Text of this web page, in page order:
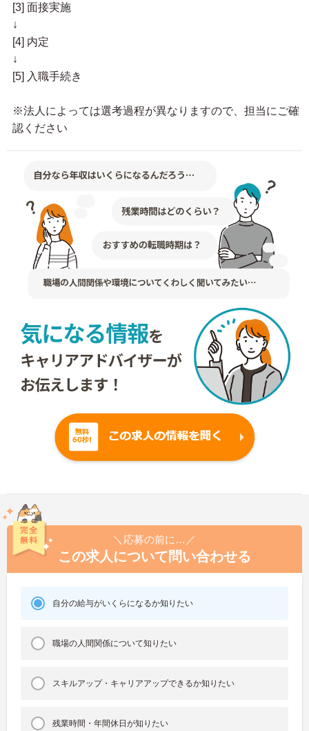
[3] 面接実施
↓
[4] 内定
↓
[5] 入職手続き
※法人によっては選考過程が異なりますので、担当にご確
認ください
＼応募の前に…／
この求人について問い合わせる
自分の給与がいくらになるか知りたい
職場の人間関係について知りたい
スキルアップ・キャリアアップできるか知りたい
残業時間・年間休日が知りたい